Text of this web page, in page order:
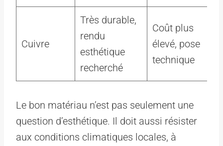
Cuivre
Très durable,
rendu
esthétique
recherché
Coût plus
élevé, pose
technique
Le bon matériau n’est pas seulement une
question d’esthétique. Il doit aussi résister
aux conditions climatiques locales, à